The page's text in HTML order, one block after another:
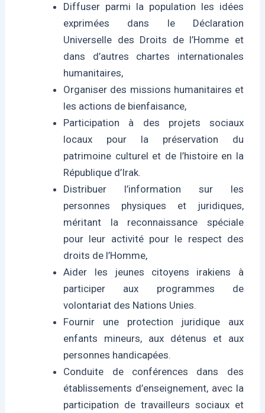
Diffuser parmi la population les idées
exprimées dans le Déclaration
Universelle des Droits de l’Homme et
dans d’autres chartes internationales
humanitaires,
Organiser des missions humanitaires et
les actions de bienfaisance,
Participation à des projets sociaux
locaux pour la préservation du
patrimoine culturel et de l’histoire en la
République d’Irak.
Distribuer l’information sur les
personnes physiques et juridiques,
méritant la reconnaissance spéciale
pour leur activité pour le respect des
droits de l’Homme,
Aider les jeunes citoyens irakiens à
participer aux programmes de
volontariat des Nations Unies.
Fournir une protection juridique aux
enfants mineurs, aux détenus et aux
personnes handicapées.
Conduite de conférences dans des
établissements d’enseignement, avec la
participation de travailleurs sociaux et